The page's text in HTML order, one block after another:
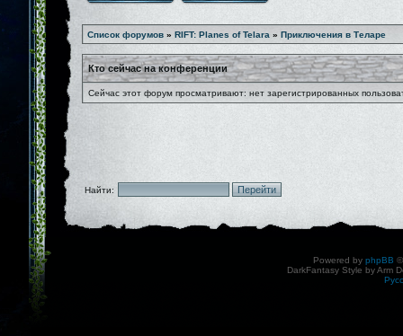
Список форумов » RIFT: Planes of Telara » Приключения в Теларе
Кто сейчас на конференции
Сейчас этот форум просматривают: нет зарегистрированных
Найти:
Powered by phpBB
DarkFantasy Style by Arm